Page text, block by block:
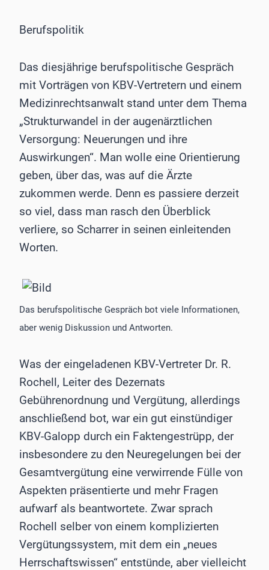
Berufspolitik
Das diesjährige berufspolitische Gespräch
mit Vorträgen von KBV-Vertretern und einem
Medizinrechtsanwalt stand unter dem Thema
„Strukturwandel in der augenärztlichen
Versorgung: Neuerungen und ihre
Auswirkungen“. Man wolle eine Orientierung
geben, über das, was auf die Ärzte
zukommen werde. Denn es passiere derzeit
so viel, dass man rasch den Überblick
verliere, so Scharrer in seinen einleitenden
Worten.
Das berufspolitische Gespräch bot viele Informationen,
aber wenig Diskussion und Antworten.
Was der eingeladenen KBV-Vertreter Dr. R.
Rochell, Leiter des Dezernats
Gebührenordnung und Vergütung, allerdings
anschließend bot, war ein gut einstündiger
KBV-Galopp durch ein Faktengestrüpp, der
insbesondere zu den Neuregelungen bei der
Gesamtvergütung eine verwirrende Fülle von
Aspekten präsentierte und mehr Fragen
aufwarf als beantwortete. Zwar sprach
Rochell selber von einem komplizierten
Vergütungssystem, mit dem ein „neues
Herrschaftswissen“ entstünde, aber vielleicht